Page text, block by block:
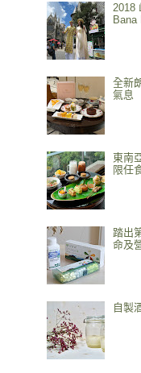
2018
Bana
全新
氣息
東南
限任
踏出
命及
自製